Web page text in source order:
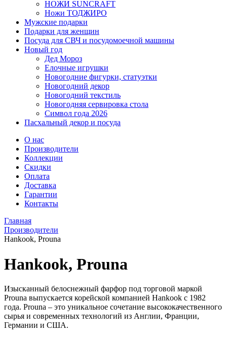
НОЖИ SUNCRAFT
Ножи ТОДЖИРО
Мужские подарки
Подарки для женщин
Посуда для СВЧ и посудомоечной машины
Новый год
Дед Мороз
Елочные игрушки
Новогодние фигурки, статуэтки
Новогодний декор
Новогодний текстиль
Новогодняя сервировка стола
Символ года 2026
Пасхальный декор и посуда
О нас
Производители
Коллекции
Скидки
Оплата
Доставка
Гарантии
Контакты
Главная
Производители
Hankook, Prouna
Hankook, Prouna
Изысканный белоснежный фарфор под торговой маркой
Prouna выпускается корейской компанией Hankook с 1982
года. Prouna – это уникальное сочетание высококачественного
сырья и современных технологий из Англии, Франции,
Германии и США.